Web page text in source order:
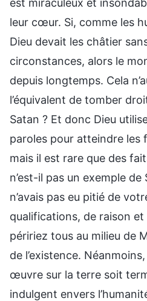
leur cœur. Si, comme les
Dieu devait les châtier
circonstances, alors le
depuis longtemps. Cela
l’équivalent de tomber
Satan ? Et donc Dieu
paroles pour atteindre les
mais il est rare que des
n’est-il pas un exemple de
n’avais pas eu pitié de
qualifications, de raison et
péririez tous au milieu de
de l’existence.
œuvre sur la terre soit
indulgent envers